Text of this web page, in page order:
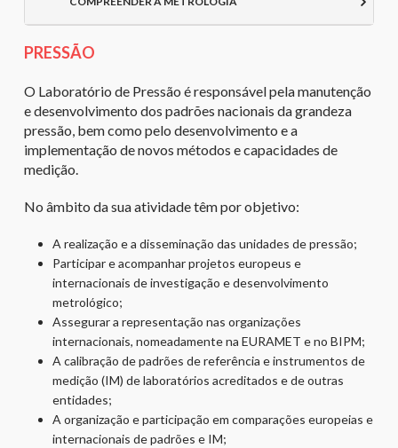
PRESSÃO
O Laboratório de Pressão é responsável pela manutenção
e desenvolvimento dos padrões nacionais da grandeza
pressão, bem como pelo desenvolvimento e a
implementação de novos métodos e capacidades de
medição.
No âmbito da sua atividade têm por objetivo:
A realização e a disseminação das unidades de pressão;
Participar e acompanhar projetos europeus e
internacionais de investigação e desenvolvimento
metrológico;
Assegurar a representação nas organizações
internacionais, nomeadamente na EURAMET e no BIPM;
A calibração de padrões de referência e instrumentos de
medição (IM) de laboratórios acreditados e de outras
entidades;
A organização e participação em comparações europeias e
internacionais de padrões e IM;